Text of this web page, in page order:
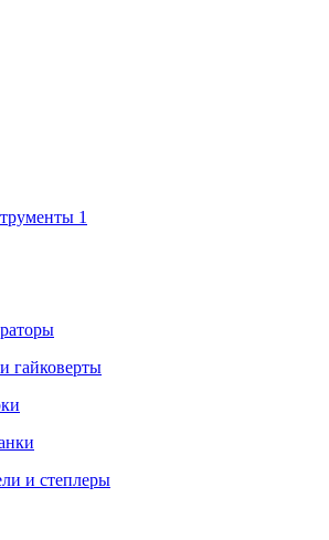
1
гайковерты
и степлеры